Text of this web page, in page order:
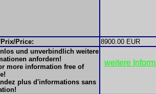
Price:
8900.00 EUR
und unverbindlich weitere
anfordern!
more information free of
plus d'informations sans
weitere